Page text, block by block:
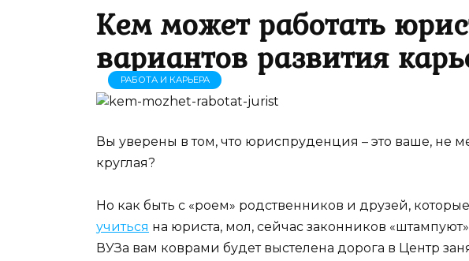
Кем может работать
вариантов развития
РАБОТА И КАРЬЕРА
Вы уверены в том, что юриспруденция – это ваше, не
круглая?
Но как быть с «роем» родственников и друзей,
учиться на юриста, мол, сейчас законников
ВУЗа вам коврами будет выстелена дорога в Центр